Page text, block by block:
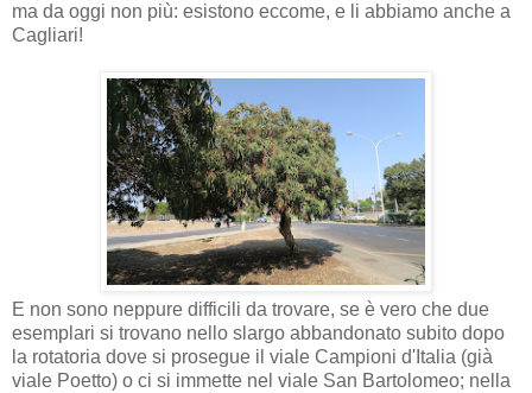
ma da oggi non più: esistono eccome, e li abbiamo anche a
Cagliari!
E non sono neppure difficili da trovare, se è vero che due
esemplari si trovano nello slargo abbandonato subito dopo
la rotatoria dove si prosegue il viale Campioni d'Italia (già
viale Poetto) o ci si immette nel viale San Bartolomeo; nella